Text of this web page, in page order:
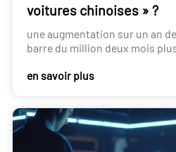
voitures chinoises » ?
une augmentation sur un an
barre du million deux mois
ont été exportées, soit une
en savoir plus